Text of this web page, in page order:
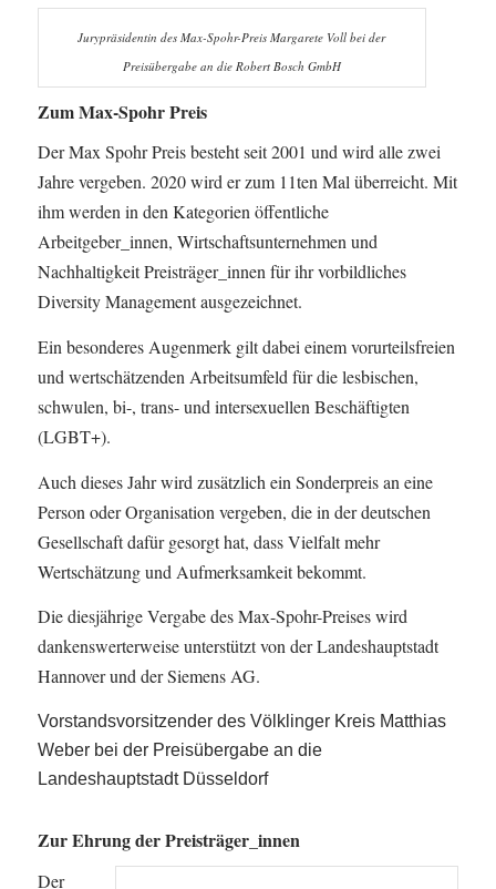
Jurypräsidentin des Max-Spohr-Preis Margarete Voll bei der
Preisübergabe an die Robert Bosch GmbH
Zum Max-Spohr Preis
Der Max Spohr Preis besteht seit 2001 und wird alle zwei
Jahre vergeben. 2020 wird er zum 11ten Mal überreicht. Mit
ihm werden in den Kategorien öffentliche
Arbeitgeber_innen, Wirtschaftsunternehmen und
Nachhaltigkeit Preisträger_innen für ihr vorbildliches
Diversity Management ausgezeichnet.
Ein besonderes Augenmerk gilt dabei einem vorurteilsfreien
und wertschätzenden Arbeitsumfeld für die lesbischen,
schwulen, bi-, trans- und intersexuellen Beschäftigten
(LGBT+).
Auch dieses Jahr wird zusätzlich ein Sonderpreis an eine
Person oder Organisation vergeben, die in der deutschen
Gesellschaft dafür gesorgt hat, dass Vielfalt mehr
Wertschätzung und Aufmerksamkeit bekommt.
Die diesjährige Vergabe des Max-Spohr-Preises wird
dankenswerterweise unterstützt von der Landeshauptstadt
Hannover und der Siemens AG.
Vorstandsvorsitzender des Völklinger Kreis Matthias
Weber bei der Preisübergabe an die
Landeshauptstadt Düsseldorf
Zur Ehrung der Preisträger_innen
Der